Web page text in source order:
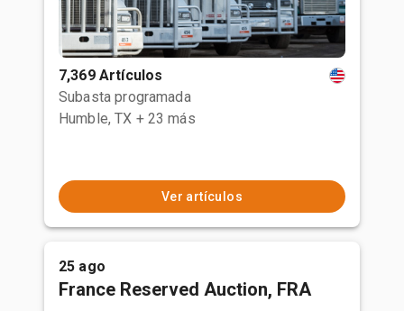
7,369 Artículos
Subasta programada
Humble, TX + 23 más
Ver artículos
25 ago
France Reserved Auction, FRA